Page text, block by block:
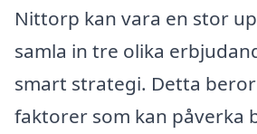
Nittorp kan vara en stor
samla in tre olika
smart strategi. Detta
faktorer som kan påverka